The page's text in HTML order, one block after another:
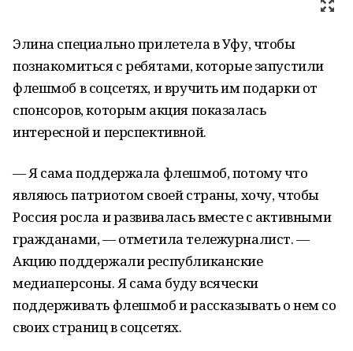
Элина специально прилетела в Уфу, чтобы
познакомиться с ребятами, которые запустили
флешмоб в соцсетях, и вручить им подарки от
спонсоров, которым акция показалась
интересной и перспективной.
— Я сама поддержала флешмоб, потому что
являюсь патриотом своей страны, хочу, чтобы
Россия росла и развивалась вместе с активными
гражданами, — отметила тележурналист. —
Акцию поддержали республиканские
медиаперсоны. Я сама буду всячески
поддерживать флешмоб и рассказывать о нем со
своих страниц в соцсетях.